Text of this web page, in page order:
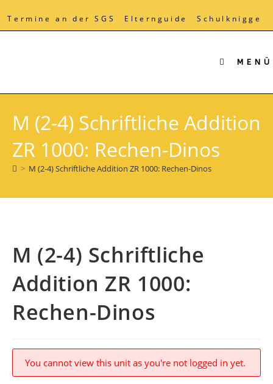
springen
Termine an der SGS Elternguide Schulknigge
MENÜ
M (2-4) Schriftliche Addition
ZR 1000: Rechen-Dinos
> M (2-4) Schriftliche Addition ZR 1000: Rechen-Dinos
M (2-4) Schriftliche
Addition ZR 1000:
Rechen-Dinos
You cannot view this unit as you're not logged in yet.